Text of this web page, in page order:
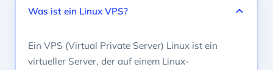
Was ist ein Linux VPS?
Ein VPS (Virtual Private Server) Linux ist ein
virtueller Server, der auf einem Linux-